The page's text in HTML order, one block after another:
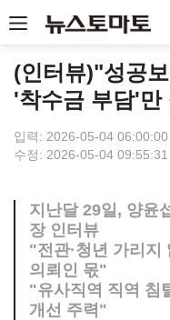
(인터뷰)"성공
'착수금 부담'만
입력: 2026-05-04 06:00:00
수정: 2026-05-04 09:55:31
지난달 29일, 양윤
장 인터뷰
"전관·청년 가리
의뢰인 몫"
"유사직역 직역 침
개선 주력"